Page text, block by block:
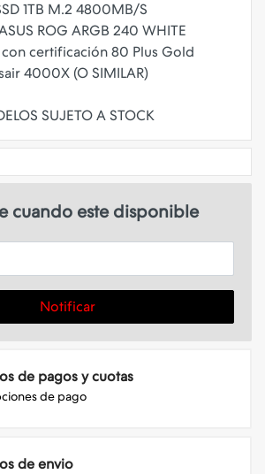
1TB M.2 4800MB/S
ROG ARGB 240 WHITE
con certificación 80 Plus Gold
4000X (O SIMILAR)
cuando este disponible
Notificar
de pagos y cuotas
de pago
de envio